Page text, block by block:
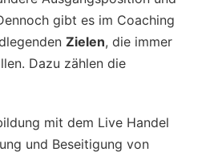
gibt es im Coaching
Zielen, die immer
Dazu zählen die
mit dem Live Handel
und Beseitigung von